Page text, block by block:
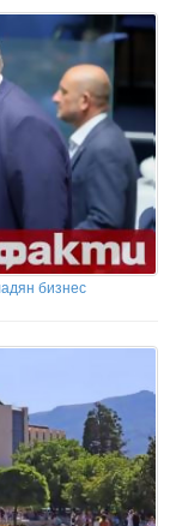
бизнес